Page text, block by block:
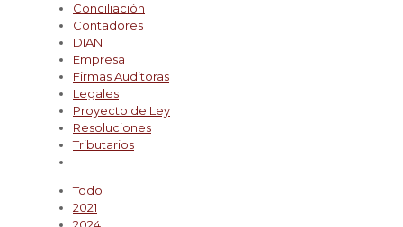
Conciliación
Contadores
DIAN
Empresa
Firmas Auditoras
Legales
Proyecto de Ley
Resoluciones
Tributarios
Todo
2021